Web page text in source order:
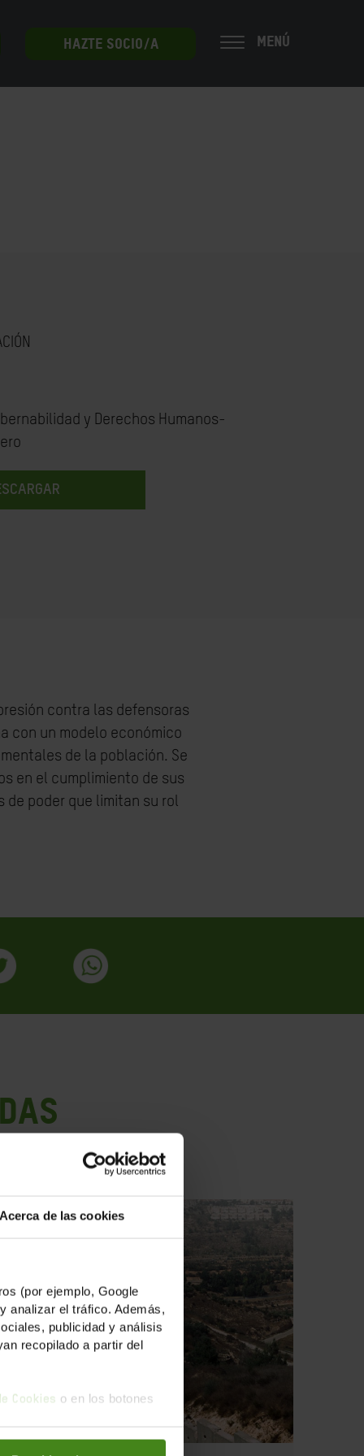
Acerca de las cookies
(por ejemplo, Google
analizar el tráfico. Además,
publicidad y análisis
recopilado a partir del
Cookies o en los botones
HAZTE SOCIO/A MENÚ
y Derechos Humanos-
contra las defensoras
con un modelo económico
de la población. Se
en el cumplimiento de sus
de poder que limitan su rol